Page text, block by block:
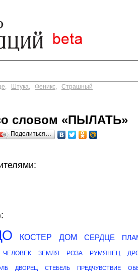
, Штука, Феникс, Страшный
словом «ПЫЛАТЬ»
Поделиться…
КОСТЕР ДОМ СЕРДЦЕ
ЧЕЛОВЕК ЗЕМЛЯ РОЗА РУМЯНЕЦ
ДВОРЕЦ СТЕБЕЛЬ ПРЕДЧУВСТВИЕ